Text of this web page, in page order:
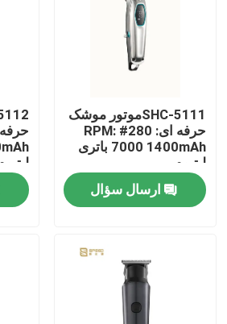
دربارهی ما
کارخانه تور
کنترل کیفیت
اخبار
تراشنده حرفه ای مو
دستگاه برش مو قابل شارژ مجدد
SHC-5111موتور موشک
حرفه ای: 280# RPM:
7000 1400mAh باتری
لیتیوم
ارسال سؤال
لیتیوم